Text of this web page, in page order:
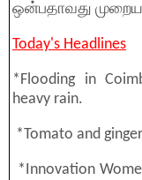
ஒன்பதாவது
Today's Headlines
*Flooding in
heavy rain.
*Tomato and
*Innovation